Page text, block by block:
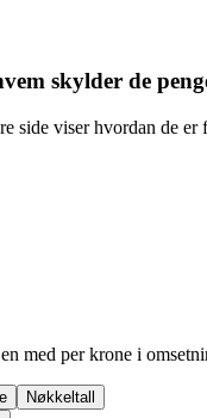
skylder de
side viser hvordan de
med per krone i
Nøkkeltall